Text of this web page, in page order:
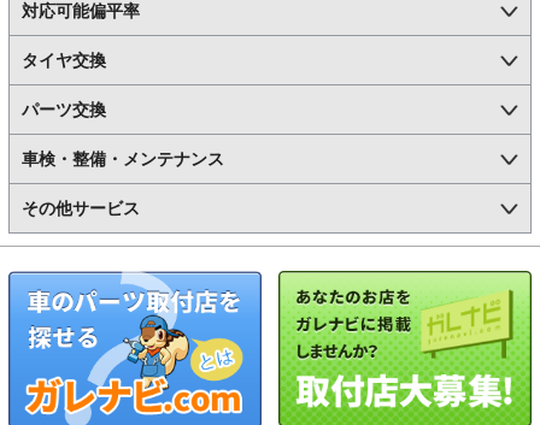
対応可能偏平率
タイヤ交換
パーツ交換
車検・整備・メンテナンス
その他サービス